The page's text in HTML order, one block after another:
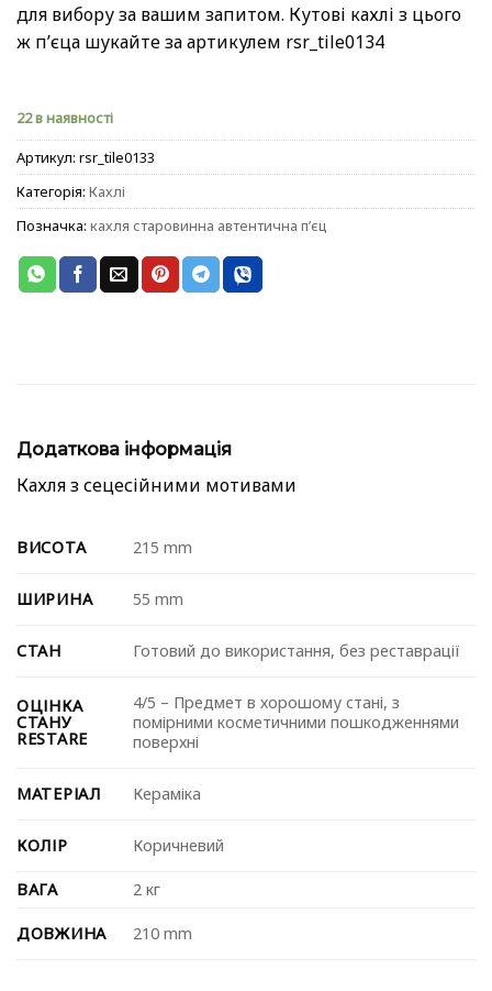
для вибору за вашим запитом. Кутові кахлі з цього
ж пʼєца шукайте за артикулем rsr_tile0134
22 в наявності
Артикул: rsr_tile0133
Категорія: Кахлі
Позначка: кахля старовинна автентична пʼєц
Додаткова інформація
Кахля з сецесійними мотивами
ВИСОТА 215 mm
ШИРИНА 55 mm
СТАН Готовий до використання, без реставрації
ОЦІНКА
СТАНУ
RESTARE
4/5 – Предмет в хорошому стані, з
помірними косметичними пошкодженнями
поверхні
МАТЕРІАЛ Кераміка
КОЛІР Коричневий
ВАГА 2 кг
ДОВЖИНА 210 mm